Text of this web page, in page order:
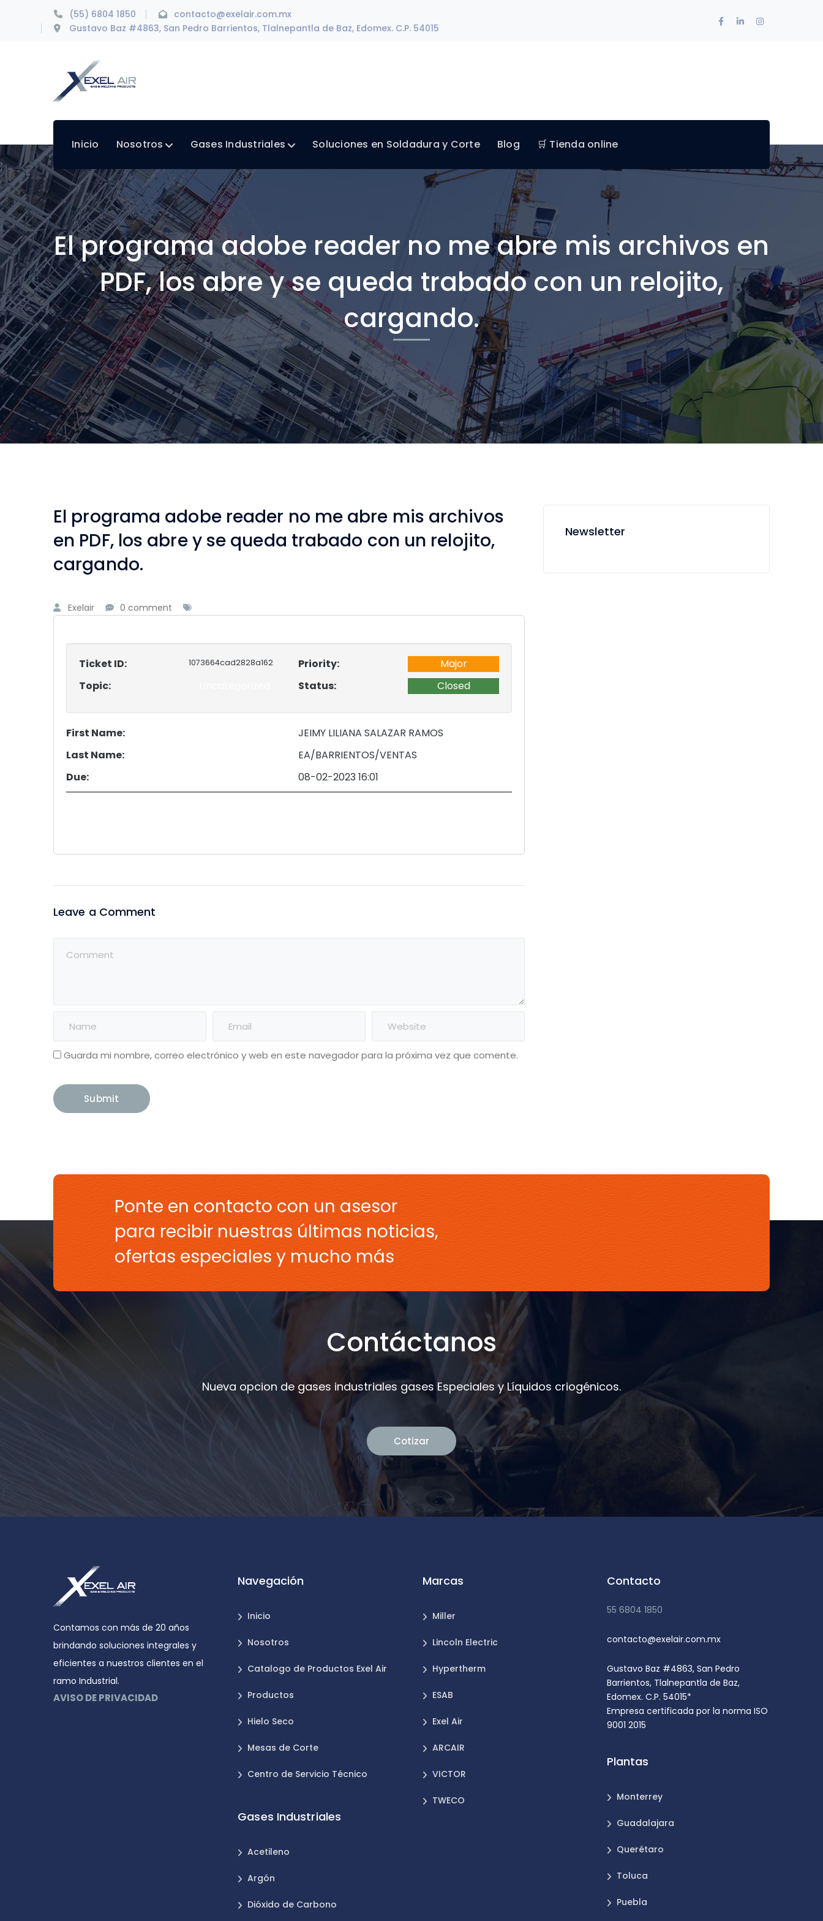
(55) 6804 1850
contacto@exelair.com.mx
Gustavo Baz #4863, San Pedro Barrientos, Tlalnepantla de Baz, Edomex. C.P. 54015
Facebook
LinkedInInstagram
Inicio Nosotros Gases Industriales Soluciones en Soldadura y Corte Blog 🛒 Tienda online
El programa adobe reader no me abre mis archivos en
PDF, los abre y se queda trabado con un relojito,
cargando.
El programa adobe reader no me abre mis archivos
en PDF, los abre y se queda trabado con un relojito,
cargando.
Exelair 0 comment
Ticket ID: 1073664cad2828a162 Priority:
Major
Topic:
Status: Closed
First Name:
JEIMY LILIANA SALAZAR RAMOS
Last Name:
EA/BARRIENTOS/VENTAS
Due:
08-02-2023 16:01
Leave a Comment
Guarda mi nombre, correo electrónico y web en este navegador para la próxima vez que comente.
Newsletter
Ponte en contacto con un asesor
para recibir nuestras últimas noticias,
ofertas especiales y mucho más
Contáctanos
Nueva opcion de gases industriales gases Especiales y Líquidos criogénicos.
Cotizar
Contamos con más de 20 años
brindando soluciones integrales y
eficientes a nuestros clientes en el
ramo Industrial.
AVISO DE PRIVACIDAD
Navegación
Inicio
Nosotros
Catalogo de Productos Exel Air
Productos
Hielo Seco
Mesas de Corte
Centro de Servicio Técnico
Gases Industriales
Acetileno
Argón
Dióxido de Carbono
Marcas
Miller
Lincoln Electric
Hypertherm
ESAB
Exel Air
ARCAIR
VICTOR
TWECO
Contacto
55 6804 1850
contacto@exelair.com.mx
Gustavo Baz #4863, San Pedro
Barrientos, Tlalnepantla de Baz,
Edomex. C.P. 54015*
Empresa certificada por la norma ISO
9001 2015
Plantas
Monterrey
Guadalajara
Querétaro
Toluca
Puebla